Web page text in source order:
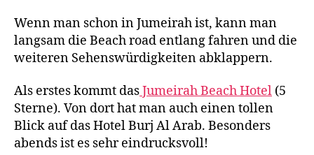
Wenn man schon in Jumeirah ist, kann man
langsam die Beach road entlang fahren und die
weiteren Sehenswürdigkeiten abklappern.
Als erstes kommt dasJumeirah Beach Hotel (5
Sterne). Von dort hat man auch einen tollen
Blick auf das Hotel Burj Al Arab. Besonders
abends ist es sehr eindrucksvoll!